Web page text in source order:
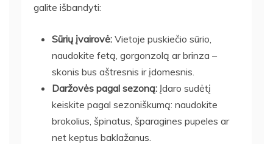
galite išbandyti:
Sūrių įvairovė: Vietoje puskiečio sūrio,
naudokite fetą, gorgonzolą ar brinza –
skonis bus aštresnis ir įdomesnis.
Daržovės pagal sezoną: Įdaro sudėtį
keiskite pagal sezoniškumą: naudokite
brokolius, špinatus, šparagines pupeles ar
net keptus baklažanus.